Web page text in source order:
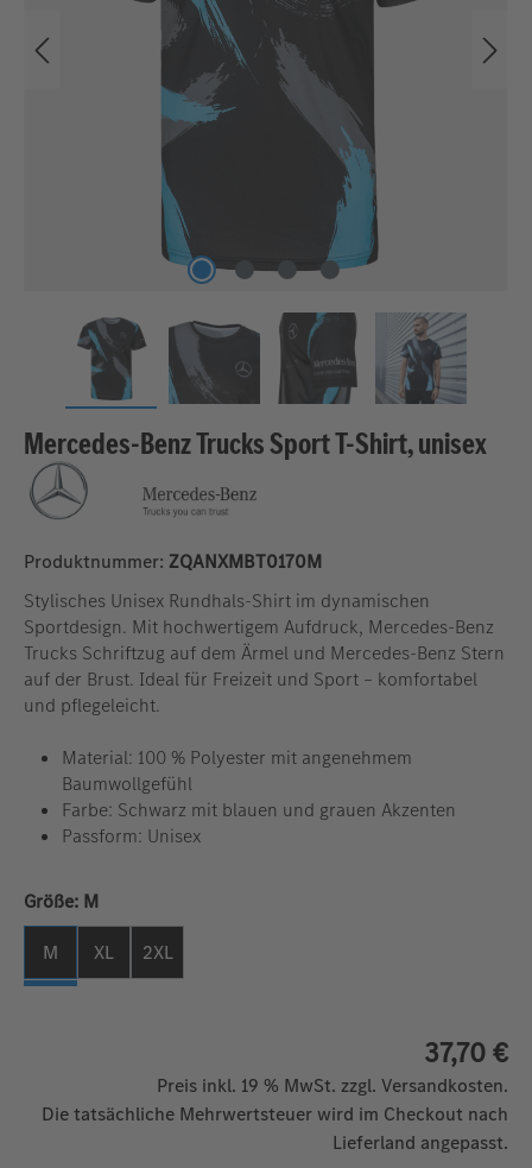
Mercedes-Benz Trucks Sport T-Shirt, unisex
Produktnummer: ZQANXMBT0170M
Stylisches Unisex Rundhals-Shirt im dynamischen
Sportdesign. Mit hochwertigem Aufdruck, Mercedes-Benz
Trucks Schriftzug auf dem Ärmel und Mercedes-Benz Stern
auf der Brust. Ideal für Freizeit und Sport – komfortabel
und pflegeleicht.
Material: 100 % Polyester mit angenehmem
Baumwollgefühl
Farbe: Schwarz mit blauen und grauen Akzenten
Passform: Unisex
Größe:auswählen
M
M XL 2XL
37,70 €
Preis inkl. 19 % MwSt. zzgl. Versandkosten.
Die tatsächliche Mehrwertsteuer wird im Checkout nach
Lieferland angepasst.